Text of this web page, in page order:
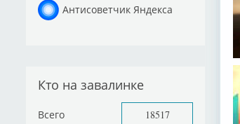
Антисоветчик Яндекса
Кто на завалинке
Всего 18517